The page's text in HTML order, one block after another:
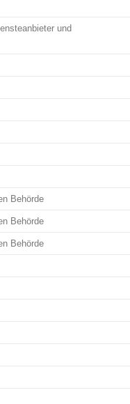
und
Behörde
Behörde
Behörde